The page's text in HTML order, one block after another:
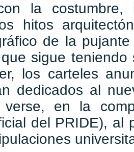
la
hitos
de la
sigue
los carteles
dedicados al
verse, en la
del PRIDE), al